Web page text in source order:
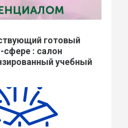
готовый
сфере : салон
учебный